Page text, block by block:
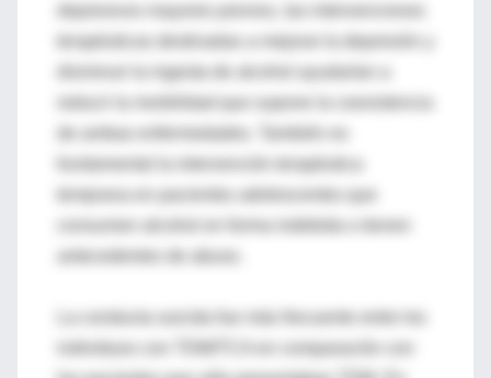
depresivos mayores previos, las intervenciones
terapéuticas destinadas a mejorar la depresión y
disminuir la ingesta de alcohol ayudarían a
reducir la morbilidad que supone la coexistencia
fundamental la intervención terapéutica